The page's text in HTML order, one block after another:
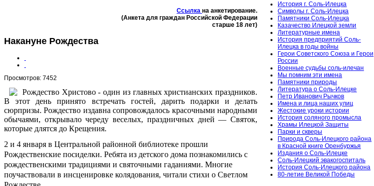
Ссылкана анкетирование.
(Анкета для граждан Российской Федерации
старше 18 лет)
Накануне Рождества
Просмотров: 7452
Рождество Христово - один из главных христианских праздников.
В этот день принято встречать гостей, дарить подарки и делать
сюрпризы. Рождество издавна сопровождалось красочными народными
обычаями, открывало череду веселых, праздничных дней — Святок,
которые длятся до Крещения.
2 и 4 января в Центральной районной библиотеке прошли
Рождественские посиделки. Ребята из детского дома познакомились с
рождественскими традициями и святочными гаданиями. Многие
поучаствовали в инсценировке колядования, читали стихи о Светлом
История г. Соль-Илецка
Символы г. Соль-Илецка
Памятники Соль-Илецка
Казачество Илецкой земли
Литературные имена
История предприятий Соль-
Илецка в годы войны
Герои Советского Союза и Герои
России
Военные судьбы соль-илечан
Мы помним эти имена
Памятники природы
Литература о Соль-Илецке
Петр Иванович Рычков
Имена и лица наших улиц
Жестокие уроки истории
История соляного промысла
Храмы Илецкой Защиты
Парки и скверы
Природа Соль-Илецкого района
в Красной книге Оренбуржья
Издания о Соль-Илецке
Соль-Илецкий эвакогоспиталь
История Соль-Илецкого района
80-летие Великой Победы